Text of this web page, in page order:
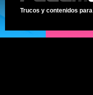
Trucos y contenidos para